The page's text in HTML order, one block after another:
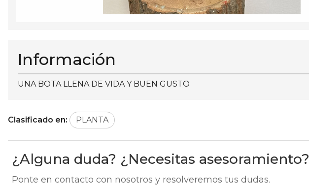
Información
UNA BOTA LLENA DE VIDA Y BUEN GUSTO
Clasificado en: PLANTA
¿Alguna duda? ¿Necesitas asesoramiento?
Ponte en contacto con nosotros y resolveremos tus dudas.